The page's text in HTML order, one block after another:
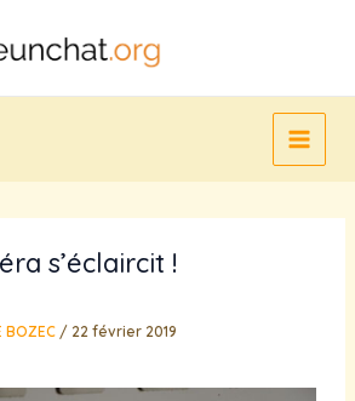
s’éclaircit !
BOZEC / 22 février 2019